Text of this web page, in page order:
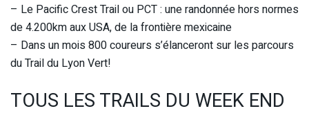
– Le Pacific Crest Trail ou PCT : une randonnée hors normes
de 4.200km aux USA, de la frontière mexicaine
– Dans un mois 800 coureurs s’élanceront sur les parcours
du Trail du Lyon Vert!
TOUS LES TRAILS DU WEEK END